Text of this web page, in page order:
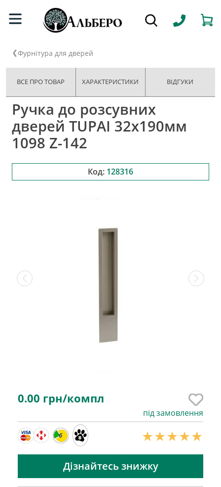
Фурнітура для дверей
ВСЕ ПРО ТОВАР ХАРАКТЕРИСТИКИ ВІДГУКИ
Ручка до розсувних
дверей TUPAI 32х190мм
1098 Z-142
Код: 128316
0.00 грн/компл
під замовлення
6
Дізнайтесь знижку